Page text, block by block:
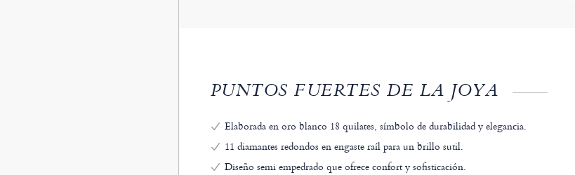
PUNTOS FUERTES DE LA JOYA
Elaborada en oro blanco 18 quilates, símbolo de durabilidad y elegancia.
11 diamantes redondos en engaste raíl para un brillo sutil.
Diseño semi empedrado que ofrece confort y sofisticación.